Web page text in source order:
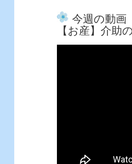
今週の動画
【お産】介助